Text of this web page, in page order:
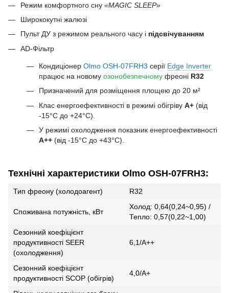
Режим комфортного сну «MAGIC SLEEP»
Ширококутні жалюзі
Пульт ДУ з режимом реального часу і підсвічуванням
AD-Фільтр
Кондиціонер Olmo OSH-07FRH3 серії Edge Inverter
працює на новому озонобезпечному фреоні R32
Призначений для розміщення площею до 20 м²
Клас енергоефективності в режимі обігріву А+ (від
-15°С до +24°С).
У режимі охолодження показник енергоефективності
A++ (від -15°С до +43°С).
Технічні характеристики Olmo OSH-07FRH3:
Тип фреону (холодоагент) R32
Споживана потужність, кВт
Холод: 0,64(0,24~0,95) /
Тепло: 0,57(0,22~1,00)
Сезонний коефіцієнт
продуктивності SEER
(охолодження)
6,1/А++
Сезонний коефіцієнт
продуктивності SCOP (обігрів)
4,0/А+